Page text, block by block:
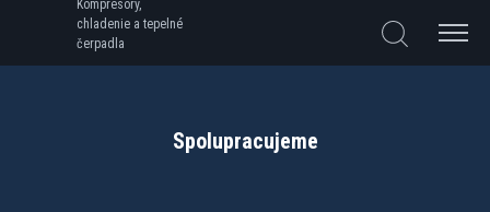
Kompresory,
chladenie a tepelné
čerpadla
Spolupracujeme